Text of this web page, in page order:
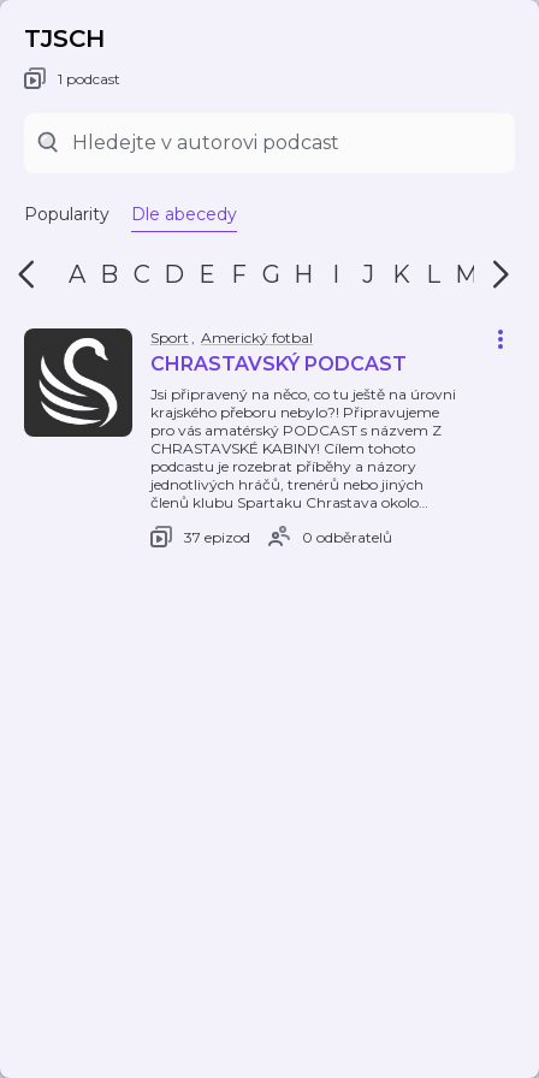
TJSCH
1 podcast
Popularity Dle abecedy
A B C D E F G H I J K L M N
Sport , Americký fotbal
CHRASTAVSKÝ PODCAST
Jsi připravený na něco, co tu ještě na úrovni
krajského přeboru nebylo?! Připravujeme
pro vás amatérský PODCAST s názvem Z
CHRASTAVSKÉ KABINY! Cílem tohoto
podcastu je rozebrat příběhy a názory
jednotlivých hráčů, trenérů nebo jiných
členů klubu Spartaku Chrastava okolo…
37 epizod
0 odběratelů